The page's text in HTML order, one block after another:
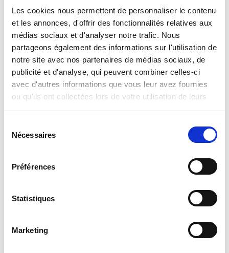
Les cookies nous permettent de personnaliser le contenu
et les annonces, d'offrir des fonctionnalités relatives aux
médias sociaux et d'analyser notre trafic. Nous
partageons également des informations sur l'utilisation de
notre site avec nos partenaires de médias sociaux, de
publicité et d'analyse, qui peuvent combiner celles-ci
avec d'autres informations que vous leur avez fournies
ou qu'ils ont collectées lors de votre utilisation de leurs
services.
Nécessaires
Préférences
Statistiques
Marketing
Read more